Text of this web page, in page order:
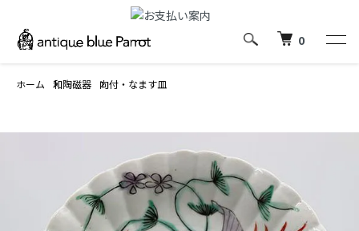
0
ホーム 和陶磁器 向付・なます皿